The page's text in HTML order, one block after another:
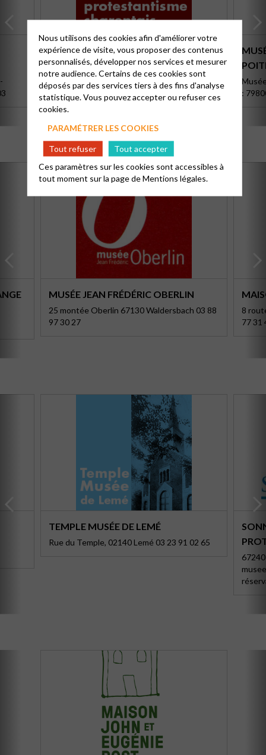
MAISON DE L'HISTOIRE DU
PROTESTANTISME
Conservatoire d’Arts et Traditions populaires
19 rue du Bourg 17530 Arvert
:
MUSÉE JEAN FRÉDÉRIC OBERLIN
25 montée Oberlin 67130 Waldersbach 03 88
97 30 27
8
77 31
TEMPLE MUSÉE DE LEMÉ
Rue du Temple, 02140 Lemé 03 23 91 02 65
Nous utilisons des cookies afin d'améliorer votre
expérience de visite, vous proposer des contenus
personnalisés, développer nos services et mesurer
notre audience. Certains de ces cookies sont
déposés par des services tiers à des fins d'analyse
statistique. Vous pouvez accepter ou refuser ces
cookies.
PARAMÉTRER LES COOKIES
Tout refuser
Tout accepter
Ces paramètres sur les cookies sont accessibles à
tout moment sur la page deMentions légales.